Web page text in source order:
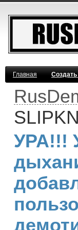
Главная
УРА!!!